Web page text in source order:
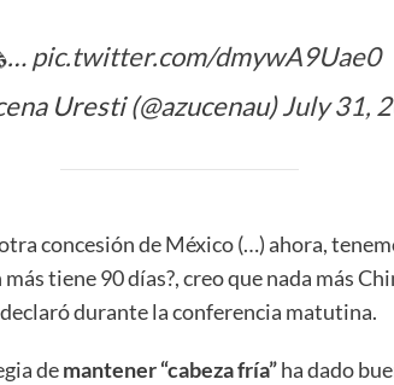
pic.twitter.com/dmywA9Uae0
Uresti (@azucenau)July 31,
concesión de México (…) ahora,
tiene 90 días?, creo que nada más
durante la conferencia matutina.
demantener “cabeza fría”ha dado